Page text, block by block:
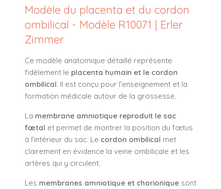
Modèle du placenta et du cordon
ombilical - Modèle R10071 | Erler
Zimmer
Ce modèle anatomique détaillé représente
fidèlement le placenta humain et le cordon
ombilical. Il est conçu pour l’enseignement et la
formation médicale autour de la grossesse.
La membrane amniotique reproduit le sac
fœtal et permet de montrer la position du fœtus
à l’intérieur du sac. Le cordon ombilical met
clairement en évidence la veine ombilicale et les
artères qui y circulent.
Les membranes amniotique et chorionique sont